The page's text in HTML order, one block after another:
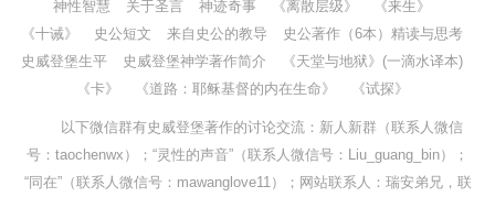
神性智慧
关于圣言 神迹奇事 《离散层级》
《来生》
《十诫》
史公短文 来自史公的教导
史公著作（6本）精读与思考
史威登堡生平
史威登堡神学著作简介
《天堂与地狱》(一滴水译本)
《卡》
《道路：耶稣基督的内在生命》 《试探》
以下微信群有史威登堡著作的讨论交流：新人新群（联系人微信
号：taochenwx）；“灵性的声音”（联系人微信号：Liu_guang_bin）；
“同在”（联系人微信号：mawanglove11）；网站联系人：瑞安弟兄，联